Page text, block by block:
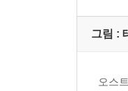
그림 :
오스